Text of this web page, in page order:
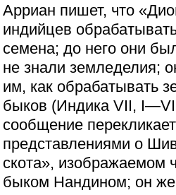
Арриан пишет, что
индийцев
семена; до него они
не знали земледелия;
им, как обрабатывать
быков (Индика VII,
сообщение
представлениями о
скота», изображаемом
быком Нандином; он